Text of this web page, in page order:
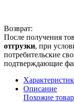
Возврат:
После получения
отгрузки, при
потребительские
подтверждающие
Описание
Похожие